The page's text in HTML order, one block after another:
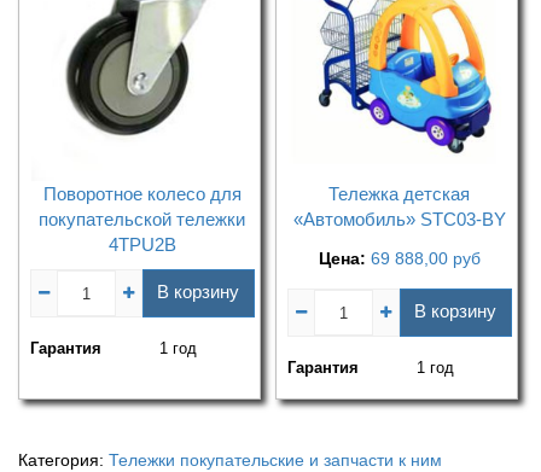
Поворотное колесо для
покупательской тележки
4TPU2B
В корзину
Гарантия 1 год
Тележка детская
«Автомобиль» STC03-BY
Цена: 69 888,00 руб
В корзину
Гарантия 1 год
Категория: Тележки покупательские и запчасти к ним